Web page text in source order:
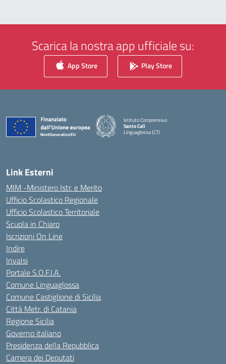
Scarica la nostra app ufficiale su:
App Store Play Store
Istituto Comprensivo
Santo Calì
Linguaglossa (CT)
— Visita la pagina iniziale della scuola
Link Esterni
MIM -Ministero Istr. e Merito
Ufficio Scolastico Regionale
Ufficio Scolastico Territoriale
Scuola in Chiaro
Iscrizioni On Line
Indire
Invalsi
Portale S.O.F.I.A.
Comune Linguaglossa
Comune Castiglione di Sicilia
Città Metr. di Catania
Regione Sicilia
Governo italiano
Presidenza della Repubblica
Camera dei Deputati